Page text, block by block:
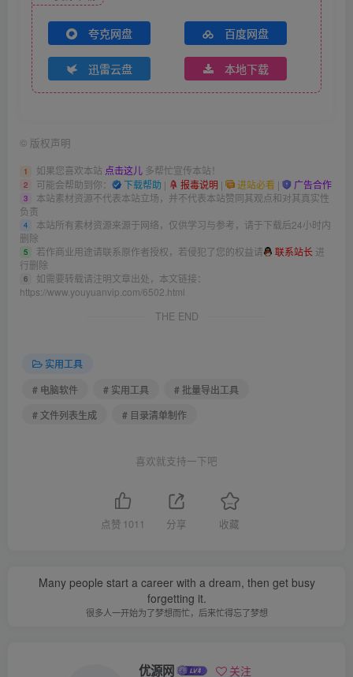
夸克网盘 百度网盘
迅雷云盘 本地下载
© 版权声明
1 如果您喜欢本站 点击这儿 多帮忙宣传本站！
2 可能会帮助到你： 下载帮助 | 报毒说明 | 进站必看 | 广告合作
3
本站素材资源不代表本站立场，并不代表本站赞同其观点和对其真实性
负责
4
本站所有素材资源来源于网络，仅供学习与参考，请于下载后24小时内
删除
5 若作商业用途请联系原作者授权，若侵犯了您的权益请 联系站长 进
行删除
6
如需要转载请注明文章出处，本文链接：
https://www.youyuanvip.com/6502.html
THE END
实用工具
# 电脑软件
# 实用工具
# 批量导出工具
# 文件列表生成
# 目录清单制作
喜欢就支持一下吧
点赞 1011 分享 收藏
Many people start a career with a dream, then get busy
forgetting it.
很多人一开始为了梦想而忙，后来忙得忘了梦想
优源网 关注